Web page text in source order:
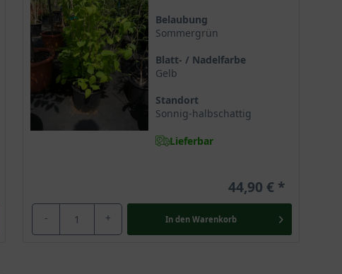
Belaubung
Sommergrün
Blatt- / Nadelfarbe
Gelb
Standort
Sonnig-halbschattig
Lieferbar
44,90 €
- + In den Warenkorb